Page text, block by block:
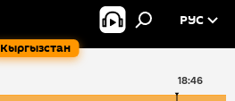
Кыргызстан
РУС
18:46